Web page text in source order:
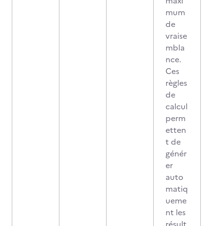
mum
de
vraise
mbla
nce.
Ces
règles
de
calcul
perm
etten
t de
génér
er
auto
matiq
ueme
nt les